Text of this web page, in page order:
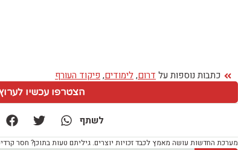
כתבות נוספות על דרום,לימודים, פיקוד העורף
הצטרפו עכשיו
לשתף
מערכת החדשות עושה מאמץ לכבד זכויות יוצרים. גיליתם טעות בתוכן? חסר